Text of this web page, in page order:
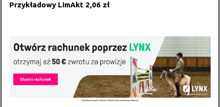
Przykładowy LimAkt 2,06 zł